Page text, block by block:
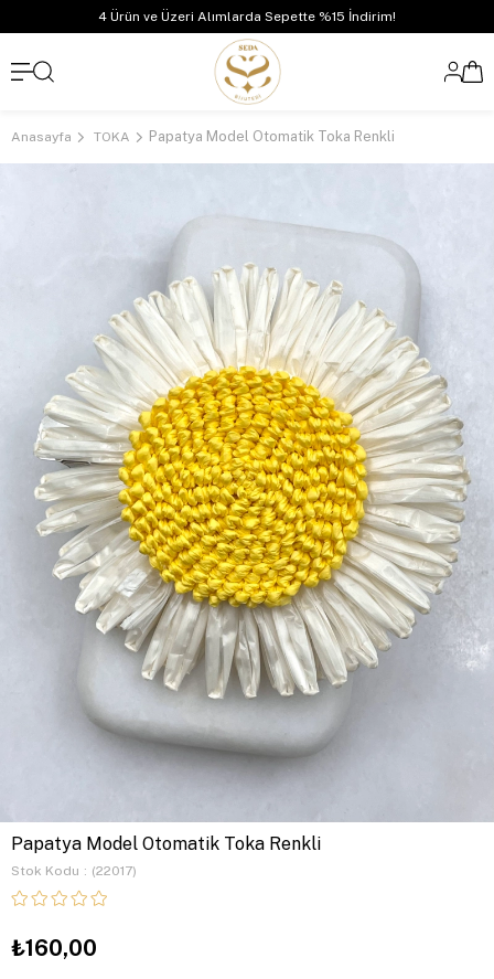
4 Ürün ve Üzeri Alımlarda Sepette %15 İndirim!
Anasayfa TOKA Papatya Model Otomatik Toka Renkli
Papatya Model Otomatik Toka Renkli
Stok Kodu (22017)
₺160,00